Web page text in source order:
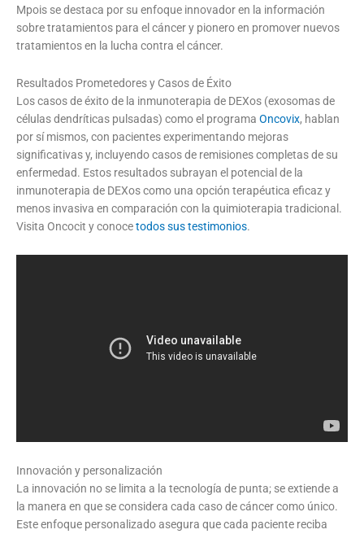
Mpois se destaca por su enfoque innovador en la información
sobre tratamientos para el cáncer y pionero en promover nuevos
tratamientos en la lucha contra el cáncer.
Resultados Prometedores y Casos de Éxito
Los casos de éxito de la inmunoterapia de DEXos (exosomas de
células dendríticas pulsadas) como el programa Oncovix, hablan
por sí mismos, con pacientes experimentando mejoras
significativas y, incluyendo casos de remisiones completas de su
enfermedad. Estos resultados subrayan el potencial de la
inmunoterapia de DEXos como una opción terapéutica eficaz y
menos invasiva en comparación con la quimioterapia tradicional.
Visita Oncocit y conocetodos sus testimonios.
Innovación y personalización
La innovación no se limita a la tecnología de punta; se extiende a
la manera en que se considera cada caso de cáncer como único.
Este enfoque personalizado asegura que cada paciente reciba